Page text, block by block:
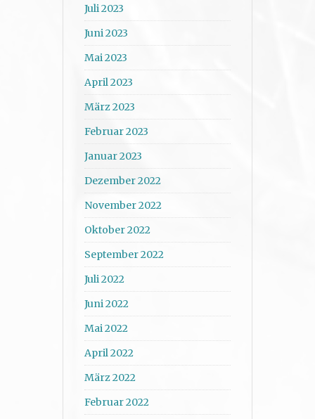
Juli 2023
Juni 2023
Mai 2023
April 2023
März 2023
Februar 2023
Januar 2023
Dezember 2022
November 2022
Oktober 2022
September 2022
Juli 2022
Juni 2022
Mai 2022
April 2022
März 2022
Februar 2022